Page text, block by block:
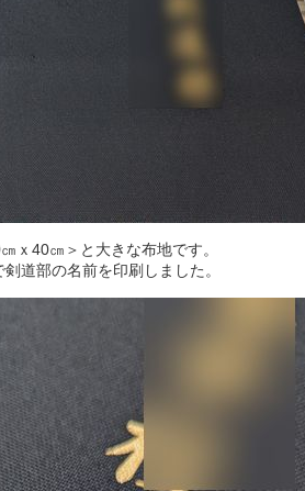
ｘ40㎝＞と大きな布地です。
道部の名前を印刷しました。